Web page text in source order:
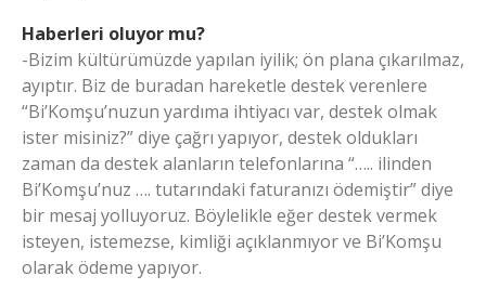
Haberleri oluyor mu?
-Bizim kültürümüzde yapılan iyilik; ön plana çıkarılmaz,
ayıptır. Biz de buradan hareketle destek verenlere
“Bi’Komşu’nuzun yardıma ihtiyacı var, destek olmak
ister misiniz?” diye çağrı yapıyor, destek oldukları
zaman da destek alanların telefonlarına “….. ilinden
Bi’Komşu’nuz …. tutarındaki faturanızı ödemiştir” diye
bir mesaj yolluyoruz. Böylelikle eğer destek vermek
isteyen, istemezse, kimliği açıklanmıyor ve Bi’Komşu
olarak ödeme yapıyor.